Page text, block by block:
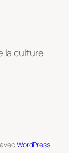
la culture
WordPress